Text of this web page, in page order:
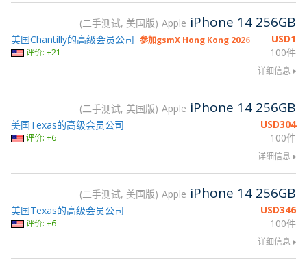
二手测试, 美国版 Apple iPhone 14 256GB
USD1
100件
美国Chantilly的高级会员公司 参加gsmX Hong Kong 2026
评价: +21
详细信息
二手测试, 美国版 Apple iPhone 14 256GB
USD304
100件
美国Texas的高级会员公司
评价: +6
详细信息
二手测试, 美国版 Apple iPhone 14 256GB
USD346
100件
美国Texas的高级会员公司
评价: +6
详细信息